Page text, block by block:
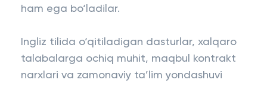
ham ega bo‘ladilar.
Ingliz tilida o‘qitiladigan dasturlar, xalqaro
talabalarga ochiq muhit, maqbul kontrakt
narxlari va zamonaviy ta’lim yondashuvi